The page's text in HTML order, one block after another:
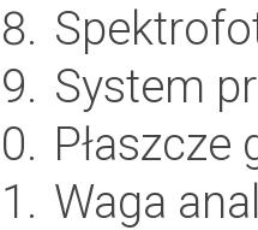
System
Płaszcze
Waga